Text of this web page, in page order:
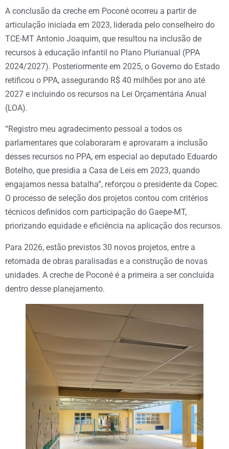
A conclusão da creche em Poconé ocorreu a partir de
articulação iniciada em 2023, liderada pelo conselheiro do
TCE-MT Antonio Joaquim, que resultou na inclusão de
recursos à educação infantil no Plano Plurianual (PPA
2024/2027). Posteriormente em 2025, o Governo do Estado
retificou o PPA, assegurando R$ 40 milhões por ano até
2027 e incluindo os recursos na Lei Orçamentária Anual
(LOA).
“Registro meu agradecimento pessoal a todos os
parlamentares que colaboraram e aprovaram a inclusão
desses recursos no PPA, em especial ao deputado Eduardo
Botelho, que presidia a Casa de Leis em 2023, quando
engajamos nessa batalha”, reforçou o presidente da Copec.
O processo de seleção dos projetos contou com critérios
técnicos definidos com participação do Gaepe-MT,
priorizando equidade e eficiência na aplicação dos recursos.
Para 2026, estão previstos 30 novos projetos, entre a
retomada de obras paralisadas e a construção de novas
unidades. A creche de Poconé é a primeira a ser concluída
dentro desse planejamento.